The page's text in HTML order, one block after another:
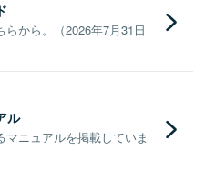
から。（2026年7月31日
ル
ニュアルを掲載していま